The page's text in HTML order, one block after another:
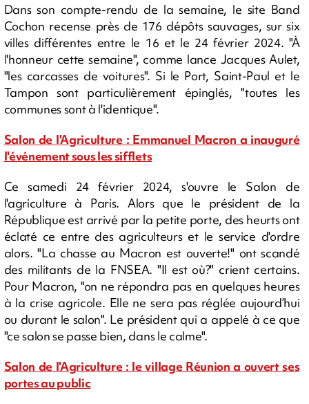
Dans son compte-rendu de la semaine, le site Band
Cochon recense près de 176 dépôts sauvages, sur six
villes différentes entre le 16 et le 24 février 2024. "À
l'honneur cette semaine", comme lance Jacques Aulet,
"les carcasses de voitures". Si le Port, Saint-Paul et le
Tampon sont particulièrement épinglés, "toutes les
communes sont à l'identique".
Salon de l'Agriculture : Emmanuel Macron a inauguré
l'événement sous les sifflets
Ce samedi 24 février 2024, s'ouvre le Salon de
l'agriculture à Paris. Alors que le président de la
République est arrivé par la petite porte, des heurts ont
éclaté ce entre des agriculteurs et le service d'ordre
alors. "La chasse au Macron est ouverte!" ont scandé
des militants de la FNSEA. "Il est où?" crient certains.
Pour Macron, "on ne répondra pas en quelques heures
à la crise agricole. Elle ne sera pas réglée aujourd’hui
ou durant le salon". Le président qui a appelé à ce que
"ce salon se passe bien, dans le calme".
Salon de l'Agriculture : le village Réunion a ouvert ses
portes au public